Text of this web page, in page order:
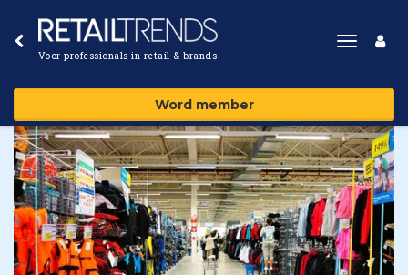
Voor professionals in retail & brands
Toggle
Word member